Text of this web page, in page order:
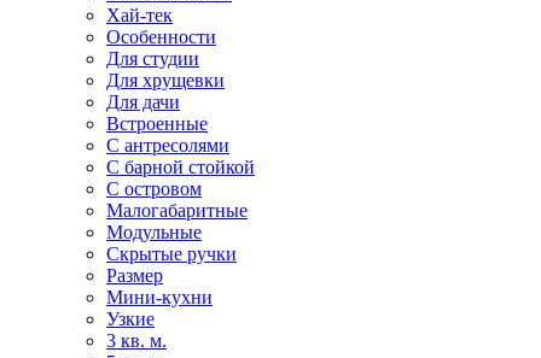
Хай-тек
Особенности
Для студии
Для хрущевки
Для дачи
Встроенные
С антресолями
С барной стойкой
С островом
Малогабаритные
Модульные
Скрытые ручки
Размер
Мини-кухни
Узкие
3 кв. м.